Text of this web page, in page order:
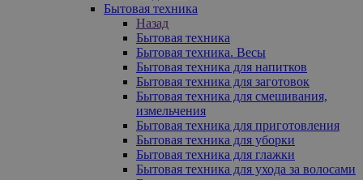
Бытовая техника
Назад
Бытовая техника
Бытовая техника. Весы
Бытовая техника для напитков
Бытовая техника для заготовок
Бытовая техника для смешивания,
измельчения
Бытовая техника для приготовления
Бытовая техника для уборки
Бытовая техника для глажки
Бытовая техника для ухода за волосами